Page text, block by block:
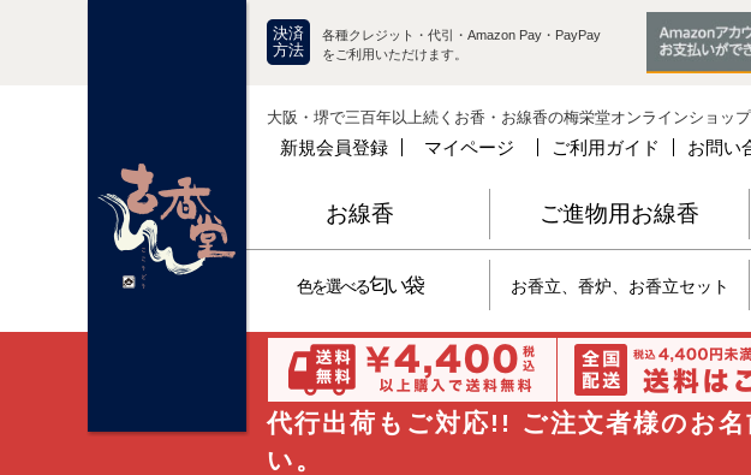
決済
方法
各種クレジット・代引・Amazon Pay・PayPay
をご利用いただけます。
大阪・堺で三百年以上続くお香・お線香の梅栄堂オンラインショッ
新規会員登録 マイページ ご利用ガイド お問い
お線香 ご進物用お線香
色を選べる匂い袋 お香立、香炉、お香立セット
代行出荷もご対応!! ご注文者様のお
い。